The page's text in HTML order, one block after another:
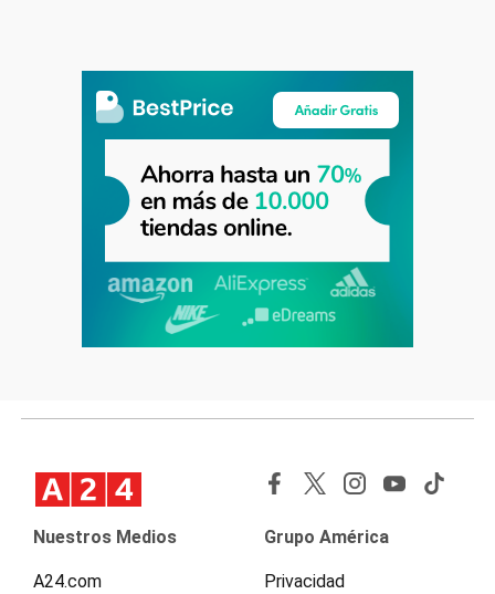
Nuestros Medios
A24.com
Grupo América
Privacidad